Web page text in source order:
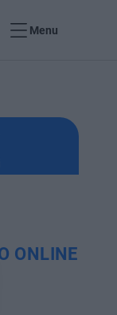
Menu
ONLINE